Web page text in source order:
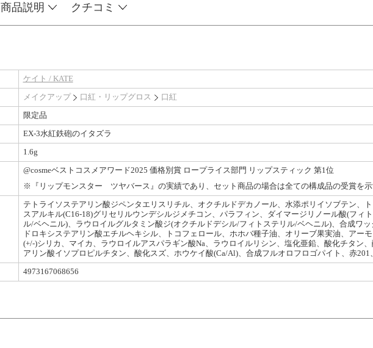
商品説明 クチコミ
ケイト / KATE
メイクアップ 口紅・リップグロス
口紅
限定品
EX-3水紅鉄砲のイタズラ
1.6g
@cosmeベストコスメアワード2025 価格別賞 ロープライス部門 リップスティック 第1位
※『リップモンスター ツヤバース』の実績であり、セット商品の場合は全ての構成品の受賞を示
テトライソステアリン酸ジペンタエリスリチル、オクチルドデカノール、水添ポリイソブテン、
スアルキル(C16-18)グリセリルウンデシルジメチコン、パラフィン、ダイマージリノール酸(フィ
ル/ベヘニル)、ラウロイルグルタミン酸ジ(オクチルドデシル/フィトステリル/ベヘニル)、合成ワ
ドロキシステアリン酸エチルヘキシル、トコフェロール、ホホバ種子油、オリーブ果実油、アー
(+/-)シリカ、マイカ、ラウロイルアスパラギン酸Na、ラウロイルリシン、塩化亜鉛、酸化チタン
アリン酸イソプロピルチタン、酸化スズ、ホウケイ酸(Ca/Al)、合成フルオロフロゴパイト、赤201
4973167068656